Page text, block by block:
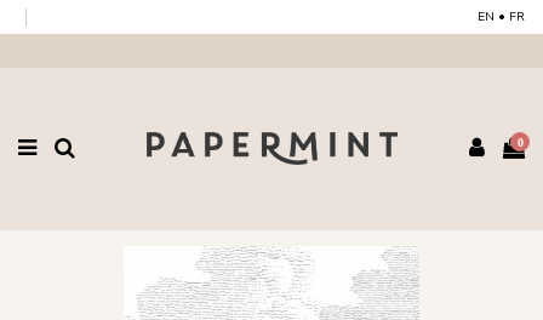
EN • FR
0